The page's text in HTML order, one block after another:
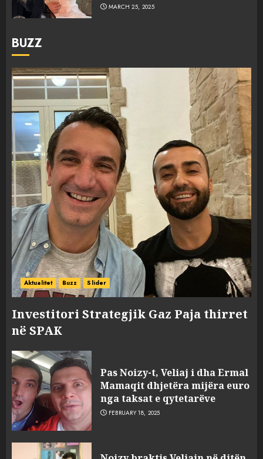
MARCH 25, 2025
BUZZ
Aktualitet Buzz Slider
Investitori Strategjik Gaz Paja thirret
në SPAK
Pas Noizy-t, Veliaj i dha Ermal
Mamaqit dhjetëra mijëra euro
nga taksat e qytetarëve
FEBRUARY 18, 2025